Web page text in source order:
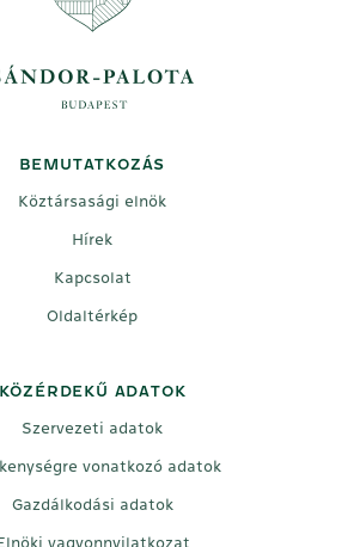
BEMUTATKOZÁS
Köztársasági elnök
Hírek
Kapcsolat
Oldaltérkép
KÖZÉRDEKŰ ADATOK
Szervezeti adatok
vonatkozó adatok
Gazdálkodási adatok
vagyonnyilatkozat